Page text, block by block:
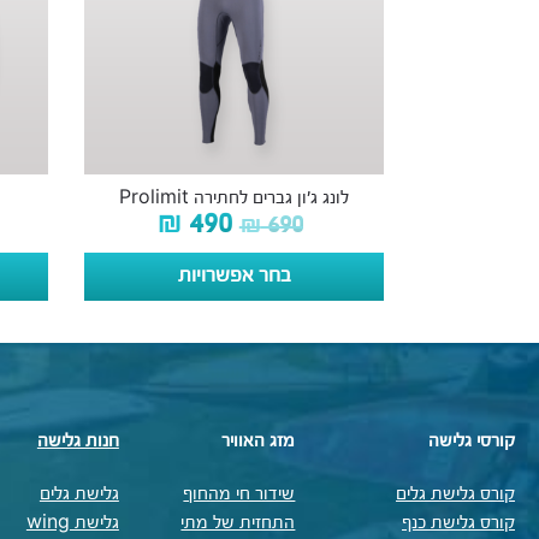
לונג ג׳ון גברים לחתירה Prolimit
₪690
₪ 490
בחר אפשרויות
קורסי גלישה
קורס גלישת גלים
קורס גלישת כנף
מזג האוויר
שידור חי מהחוף
התחזית של מתי
חנות גלישה
גלישת גלים
גלישת wing